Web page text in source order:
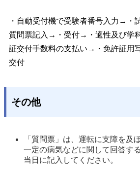
・自動受付機で受験者番号入力→・
質問票記入→・受付→・適性及び学
証交付手数料の支払い→・免許証用
交付
その他
「質問票」は、運転に支障を及
一定の病気などに関して回答す
当日に記入してください。